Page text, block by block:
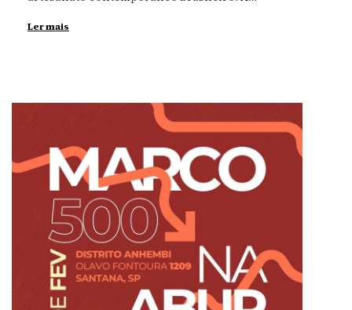
Ler mais